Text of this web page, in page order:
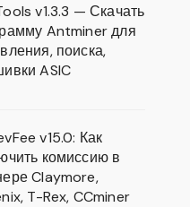
v1.3.3 — Скачать
Antminer для
поиска,
ASIC
v15.0: Как
комиссию в
Claymore,
T-Rex, CCminer